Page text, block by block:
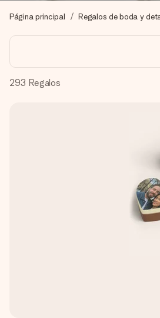
Crea algo único en pocos pasos –
momento.
Página principal Regalos de boda y
293 Regalos